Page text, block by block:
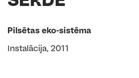
Pilsētas eko-sistēma
Instalācija, 2011